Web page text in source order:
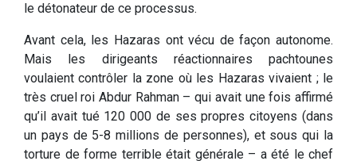
le détonateur de ce processus.
Avant cela, les Hazaras ont vécu de façon autonome.
Mais les dirigeants réactionnaires pachtounes
voulaient contrôler la zone où les Hazaras vivaient ; le
très cruel roi Abdur Rahman – qui avait une fois affirmé
qu’il avait tué 120 000 de ses propres citoyens (dans
un pays de 5-8 millions de personnes), et sous qui la
torture de forme terrible était générale – a été le chef